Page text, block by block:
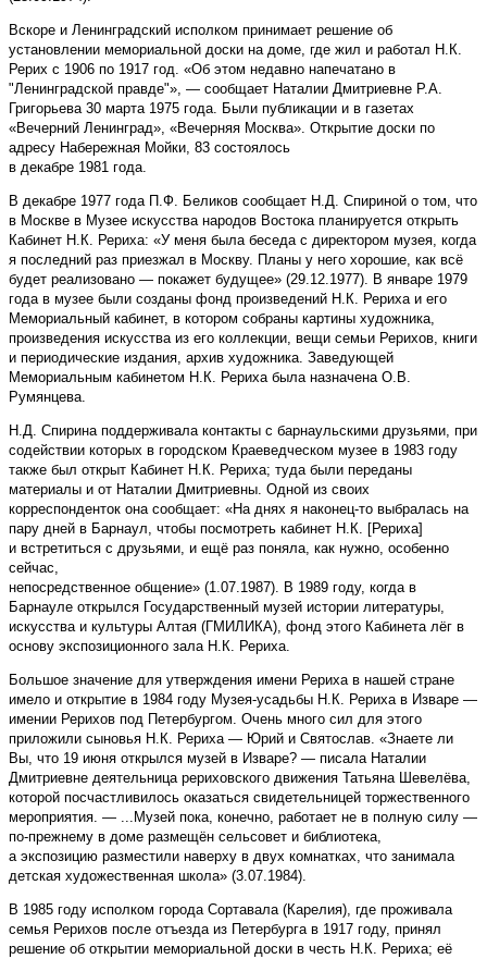
Вскоре и Ленинградский исполком принимает решение об
установлении мемориальной доски на доме, где жил и работал Н.К.
Рерих с 1906 по 1917 год. «Об этом недавно напечатано в
"Ленинградской правде"», — сообщает Наталии Дмитриевне Р.А.
Григорьева 30 марта 1975 года. Были публикации и в газетах
«Вечерний Ленинград», «Вечерняя Москва». Открытие доски по
адресу Набережная Мойки, 83 состоялось
в декабре 1981 года.
В декабре 1977 года П.Ф. Беликов сообщает Н.Д. Спи­риной о том, что
в Москве в Музее искусства народов Востока планируется открыть
Кабинет Н.К. Рериха: «У меня была беседа с директором музея, когда
я последний раз приезжал в Москву. Планы у него хорошие, как всё
будет реализовано — покажет будущее» (29.12.1977). В январе 1979
года в музее были созданы фонд произведений Н.К. Рериха и его
Мемориальный кабинет, в котором собраны картины художника,
произведения искусства из его коллекции, вещи семьи Рерихов, книги
и периодические издания, архив художника. Заведующей
Мемориальным кабинетом Н.К. Рериха была назначена О.В.
Румянцева.
Н.Д. Спирина поддерживала контакты с барнаульскими друзьями, при
содействии которых в городском Краеведческом музее в 1983 году
также был открыт Кабинет Н.К. Рериха; туда были переданы
материалы и от Наталии Дмитриевны. Одной из своих
корреспонденток она сообщает: «На днях я наконец-то выбралась на
пару дней в Барнаул, чтобы посмотреть кабинет Н.К. [Рериха]
и встретиться с друзьями, и ещё раз поняла, как нужно, особенно
сейчас,
непосредственное общение» (1.07.1987). В 1989 году, когда в
Барнауле открылся Государственный музей истории литературы,
искусства и культуры Алтая (ГМИЛИКА), фонд этого Кабинета лёг в
основу экспозиционного зала Н.К. Рериха.
Большое значение для утверждения имени Рериха в нашей стране
имело и открытие в 1984 году Музея-усадьбы Н.К. Рериха в Изваре —
имении Рерихов под Петербургом. Очень много сил для этого
приложили сыновья Н.К. Рериха — Юрий и Свято­слав. «Знаете ли
Вы, что 19 ию­ня открылся музей в Изваре? — писала Наталии
Дмитриевне деятельница рериховского движения Татьяна Шевелёва,
которой посчастливилось оказаться свидетельницей торжественного
мероприятия. — ...Музей пока, конечно, работает не в полную силу —
по-прежнему в доме размещён сельсовет и библиотека,
а экспозицию разместили наверху в двух комнатках, что занимала
детская художественная школа» (3.07.1984).
В 1985 году исполком города Сортавала (Карелия), где проживала
семья Рерихов после отъезда из Петербурга в 1917 году, принял
решение об открытии мемориальной доски в честь Н.К. Рериха; её